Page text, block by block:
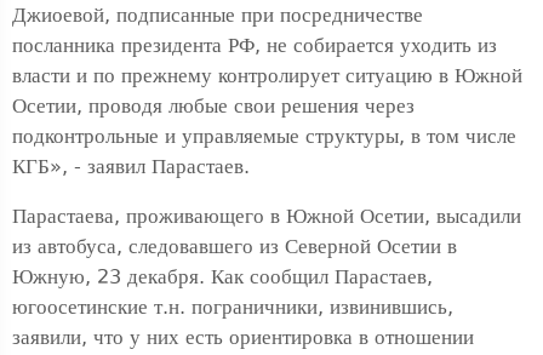
Джиоевой, подписанные при посредничестве
посланника президента РФ, не собирается уходить из
власти и по прежнему контролирует ситуацию в Южной
Осетии, проводя любые свои решения через
подконтрольные и управляемые структуры, в том числе
КГБ», - заявил Парастаев.
Парастаева, проживающего в Южной Осетии, высадили
из автобуса, следовавшего из Северной Осетии в
Южную, 23 декабря. Как сообщил Парастаев,
югоосетинские т.н. пограничники, извинившись,
заявили, что у них есть ориентировка в отношении